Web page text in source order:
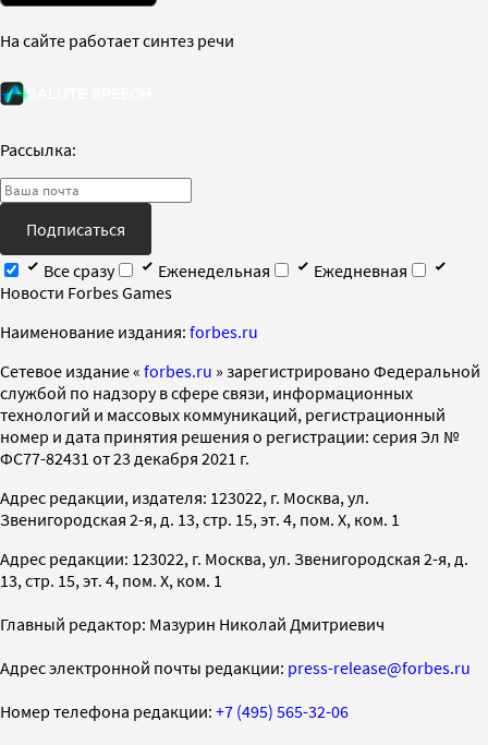
На сайте работает синтез речи
Рассылка:
Подписаться
Все сразу
Еженедельная
Ежедневная
Новости Forbes Games
Наименование издания: forbes.ru
Cетевое издание « forbes.ru » зарегистрировано Федеральной
службой по надзору в сфере связи, информационных
технологий и массовых коммуникаций, регистрационный
номер и дата принятия решения о регистрации: серия Эл №
ФС77-82431 от 23 декабря 2021 г.
Адрес редакции, издателя: 123022, г. Москва, ул.
Звенигородская 2-я, д. 13, стр. 15, эт. 4, пом. X, ком. 1
Адрес редакции: 123022, г. Москва, ул. Звенигородская 2-я, д.
13, стр. 15, эт. 4, пом. X, ком. 1
Главный редактор: Мазурин Николай Дмитриевич
Адрес электронной почты редакции: press-release@forbes.ru
Номер телефона редакции: +7 (495) 565-32-06